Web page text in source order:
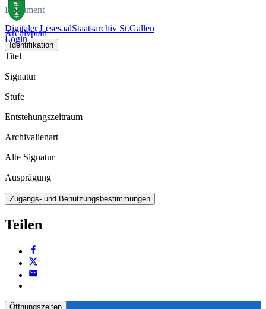
Digitaler LesesaalStaatsarchiv St.Gallen
Login
Dokument
Archivplan
Identifikation
Titel
Signatur
Stufe
Entstehungszeitraum
Archivalienart
Alte Signatur
Ausprägung
Zugangs- und Benutzungsbestimmungen
Teilen
Öffnungszeiten